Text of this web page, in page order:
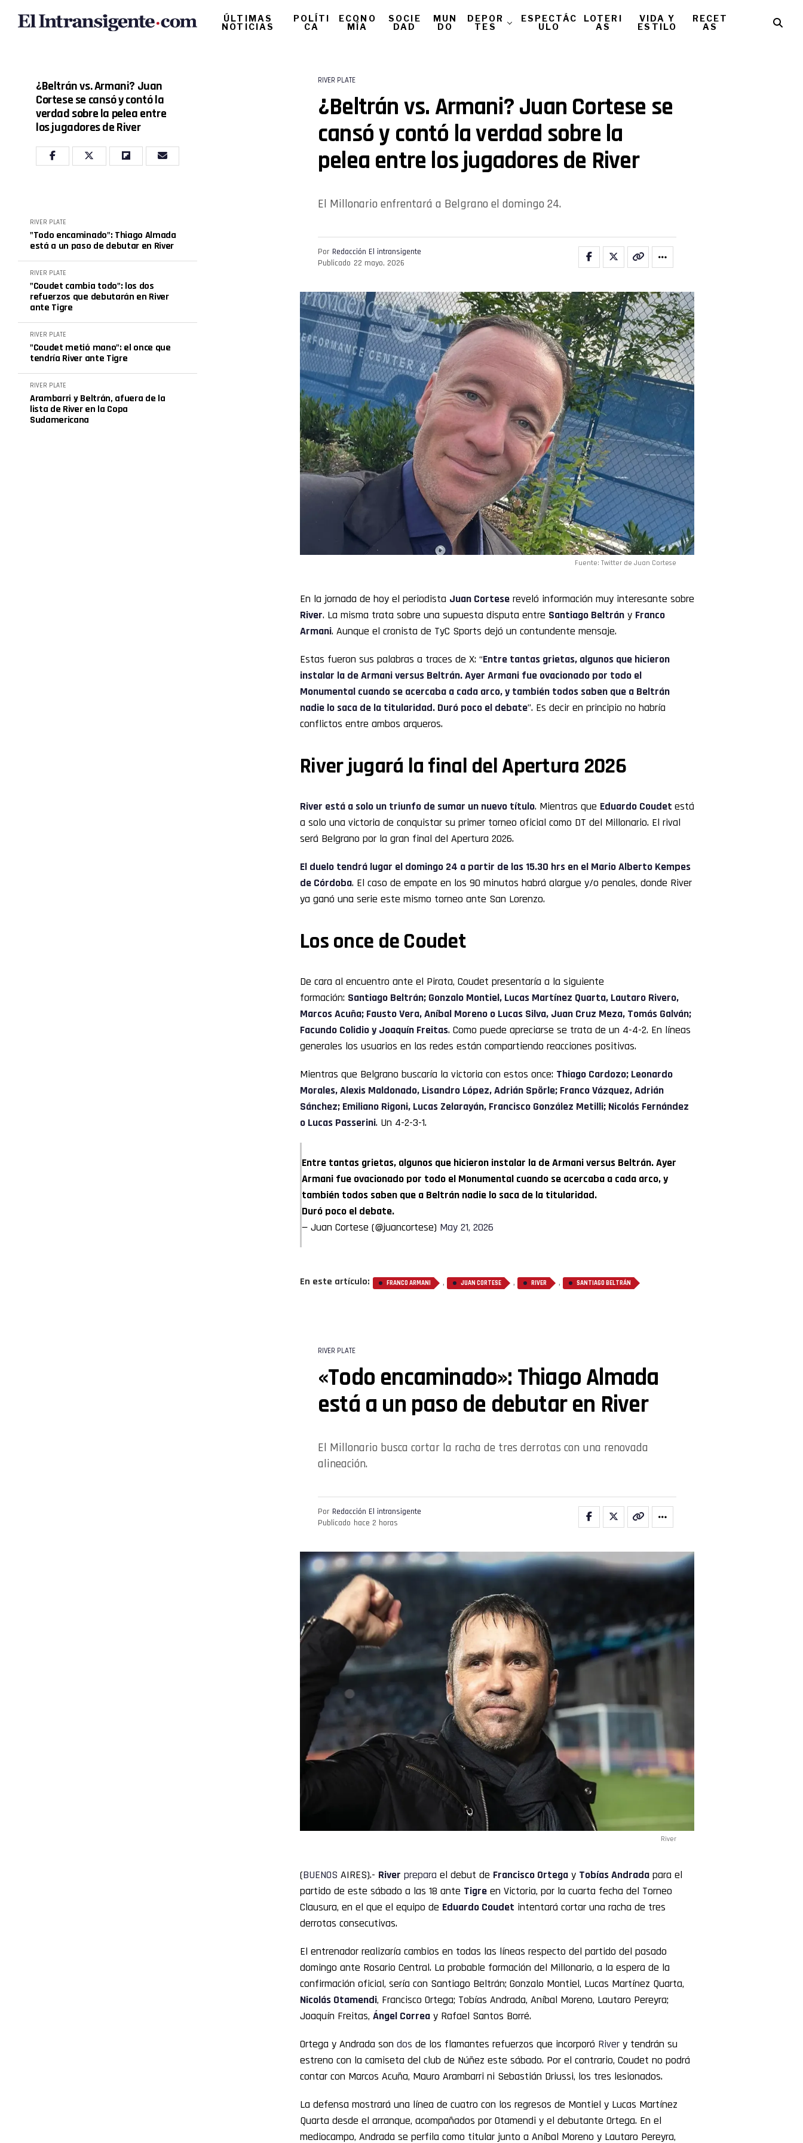
ÚLTIMAS
NOTICIAS
POLÍTI
CA
ECONO
MÍA
SOCIE
DAD
MUN
DO
DEPOR
TES
ESPECTÁC
ULO
LOTERI
AS
VIDA Y
ESTILO
RECET
AS
¿Beltrán vs. Armani? Juan
Cortese se cansó y contó la
verdad sobre la pelea entre
los jugadores de River
RIVER PLATE
"Todo encaminado": Thiago Almada
está a un paso de debutar en River
RIVER PLATE
"Coudet cambia todo": los dos
refuerzos que debutarán en River
ante Tigre
RIVER PLATE
"Coudet metió mano": el once que
tendría River ante Tigre
RIVER PLATE
Arambarri y Beltrán, afuera de la
lista de River en la Copa
Sudamericana
RIVER PLATE
¿Beltrán vs. Armani? Juan Cortese se
cansó y contó la verdad sobre la
pelea entre los jugadores de River
El Millonario enfrentará a Belgrano el domingo 24.
Por Redacción El intransigente
Publicado 22 mayo, 2026
Fuente: Twitter de Juan Cortese
En la jornada de hoy el periodista Juan Cortese reveló información muy interesante sobre
River. La misma trata sobre una supuesta disputa entre Santiago Beltrán y Franco
Armani. Aunque el cronista de TyC Sports dejó un contundente mensaje.
Estas fueron sus palabras a traces de X: “Entre tantas grietas, algunos que hicieron
instalar la de Armani versus Beltrán. Ayer Armani fue ovacionado por todo el
Monumental cuando se acercaba a cada arco, y también todos saben que a Beltrán
nadie lo saca de la titularidad. Duró poco el debate”. Es decir en principio no habría
conflictos entre ambos arqueros.
River jugará la final del Apertura 2026
River está a solo un triunfo de sumar un nuevo título. Mientras que Eduardo Coudet está
a solo una victoria de conquistar su primer torneo oficial como DT del Millonario. El rival
será Belgrano por la gran final del Apertura 2026.
El duelo tendrá lugar el domingo 24 a partir de las 15.30 hrs en el Mario Alberto Kempes
de Córdoba. El caso de empate en los 90 minutos habrá alargue y/o penales, donde River
ya ganó una serie este mismo torneo ante San Lorenzo.
Los once de Coudet
De cara al encuentro ante el Pirata, Coudet presentaría a la siguiente
formación: Santiago Beltrán; Gonzalo Montiel, Lucas Martínez Quarta, Lautaro Rivero,
Marcos Acuña; Fausto Vera, Aníbal Moreno o Lucas Silva, Juan Cruz Meza, Tomás Galván;
Facundo Colidio y Joaquín Freitas. Como puede apreciarse se trata de un 4-4-2. En líneas
generales los usuarios en las redes están compartiendo reacciones positivas.
Mientras que Belgrano buscaría la victoria con estos once: Thiago Cardozo; Leonardo
Morales, Alexis Maldonado, Lisandro López, Adrián Spörle; Franco Vázquez, Adrián
Sánchez; Emiliano Rigoni, Lucas Zelarayán, Francisco González Metilli; Nicolás Fernández
o Lucas Passerini. Un 4-2-3-1.
Entre tantas grietas, algunos que hicieron instalar la de Armani versus Beltrán. Ayer
Armani fue ovacionado por todo el Monumental cuando se acercaba a cada arco, y
también todos saben que a Beltrán nadie lo saca de la titularidad.
Duró poco el debate.
— Juan Cortese (@juancortese) May 21, 2026
En este artículo: FRANCO ARMANI , JUAN CORTESE , RIVER , SANTIAGO BELTRÁN
RIVER PLATE
«Todo encaminado»: Thiago Almada
está a un paso de debutar en River
El Millonario busca cortar la racha de tres derrotas con una renovada
alineación.
Por Redacción El intransigente
Publicado hace 2 horas
River
(BUENOS AIRES).- River prepara el debut de Francisco Ortega y TobíasAndrada para el
partido de este sábado a las 18 ante Tigre en Victoria, por la cuarta fecha del Torneo
Clausura, en el que el equipo de Eduardo Coudet intentará cortar una racha de tres
derrotas consecutivas.
El entrenador realizaría cambios en todas las líneas respecto del partido del pasado
domingo ante Rosario Central. La probable formación del Millonario, a la espera de la
confirmación oficial, sería con Santiago Beltrán; Gonzalo Montiel, Lucas Martínez Quarta,
Nicolás Otamendi, Francisco Ortega; Tobías Andrada, Aníbal Moreno, Lautaro Pereyra;
Joaquín Freitas, Ángel Correa y Rafael Santos Borré.
Ortega y Andrada son dos de los flamantes refuerzos que incorporó River y tendrán su
estreno con la camiseta del club de Núñez este sábado. Por el contrario, Coudet no podrá
contar con Marcos Acuña, Mauro Arambarri ni Sebastián Driussi, los tres lesionados.
La defensa mostrará una línea de cuatro con los regresos de Montiel y Lucas Martínez
Quarta desde el arranque, acompañados por Otamendi y el debutante Ortega. En el
mediocampo, Andrada se perfila como titular junto a Aníbal Moreno y Lautaro Pereyra,